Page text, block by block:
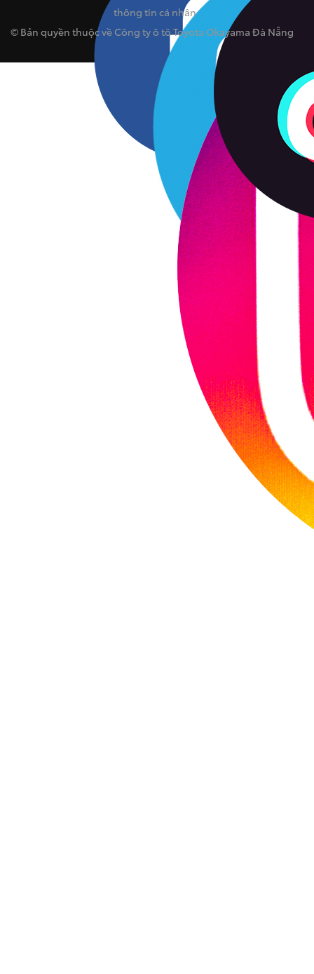
thông tin cá nhân
© Bản quyền thuộc về Công ty ô tô Toyota Okayama Đà Nẵng